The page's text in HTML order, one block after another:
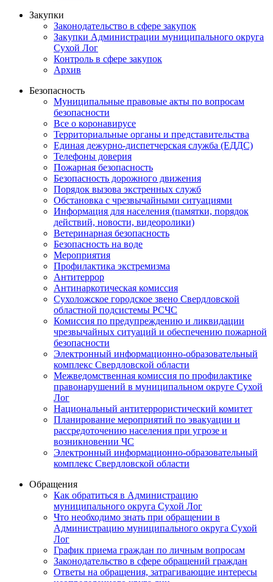
Закупки
Законодательство в сфере закупок
Закупки Администрации муниципального округа
Сухой Лог
Контроль в сфере закупок
Архив
Безопасность
Муниципальные правовые акты по вопросам
безопасности
Все о коронавирусе
Территориальные органы и представительства
Единая дежурно-диспетчерская служба (ЕДДС)
Телефоны доверия
Пожарная безопасность
Безопасность дорожного движения
Порядок вызова экстренных служб
Обстановка с чрезвычайными ситуациями
Информация для населения (памятки, порядок
действий, новости, видеоролики)
Ветеринарная безопасность
Безопасность на воде
Мероприятия
Профилактика экстремизма
Антитеррор
Антинаркотическая комиссия
Сухоложское городское звено Свердловской
областной подсистемы РСЧС
Комиссия по предупреждению и ликвидации
чрезвычайных ситуаций и обеспечению пожарной
безопасности
Электронный информационно-образовательный
комплекс Cвердловской области
Межведомственная комиссия по профилактике
правонарушений в муниципальном округе Сухой
Лог
Национальный антитеррористический комитет
Планирование мероприятий по эвакуации и
рассредоточению населения при угрозе и
возникновении ЧС
Электронный информационно-образовательный
комплекс Свердловской области
Обращения
Как обратиться в Администрацию
муниципального округа Сухой Лог
Что необходимо знать при обращении в
Администрацию муниципального округа Сухой
Лог
График приема граждан по личным вопросам
Законодательство в сфере обращений граждан
Ответы на обращения, затрагивающие интересы